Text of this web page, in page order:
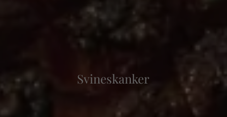
Svineskanker